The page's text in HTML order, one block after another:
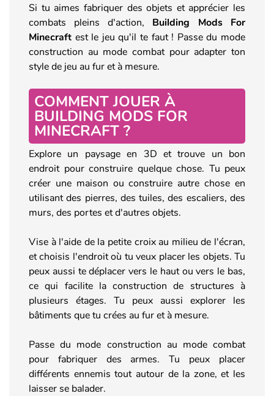
Si tu aimes fabriquer des objets et apprécier les
combats pleins d'action, Building Mods For
Minecraft est le jeu qu'il te faut ! Passe du mode
construction au mode combat pour adapter ton
style de jeu au fur et à mesure.
COMMENT JOUER À
BUILDING MODS FOR
MINECRAFT ?
Explore un paysage en 3D et trouve un bon
endroit pour construire quelque chose. Tu peux
créer une maison ou construire autre chose en
utilisant des pierres, des tuiles, des escaliers, des
murs, des portes et d'autres objets.
Vise à l'aide de la petite croix au milieu de l'écran,
et choisis l'endroit où tu veux placer les objets. Tu
peux aussi te déplacer vers le haut ou vers le bas,
ce qui facilite la construction de structures à
plusieurs étages. Tu peux aussi explorer les
bâtiments que tu crées au fur et à mesure.
Passe du mode construction au mode combat
pour fabriquer des armes. Tu peux placer
différents ennemis tout autour de la zone, et les
laisser se balader.